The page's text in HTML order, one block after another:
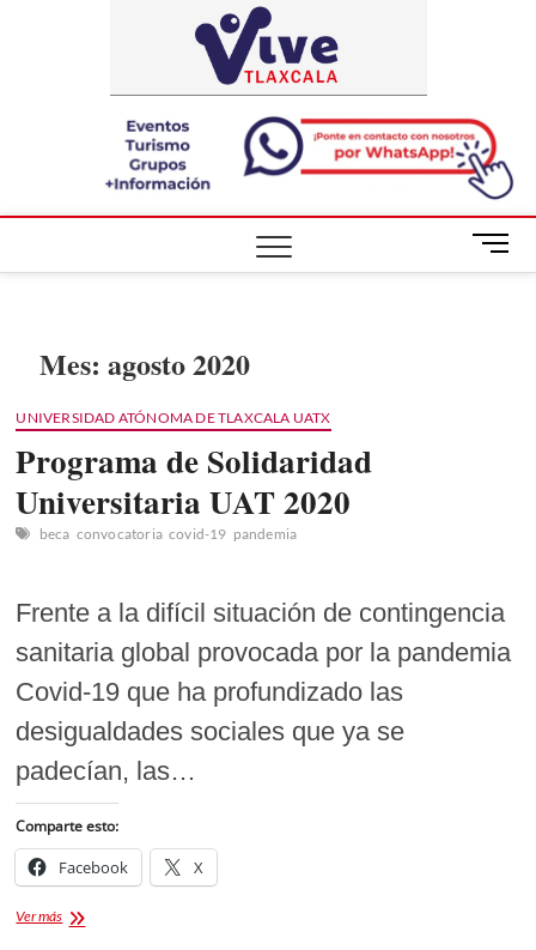
B
o
Mes:agosto 2020
UNIVERSIDAD ATÓNOMA DE TLAXCALA UATX
Programa de Solidaridad
Universitaria UAT 2020
beca convocatoria covid-19 pandemia
Frente a la difícil situación de contingencia
sanitaria global provocada por la pandemia
Covid-19 que ha profundizado las
desigualdades sociales que ya se
padecían, las…
Comparte esto:
Facebook X
Ver másPrograma